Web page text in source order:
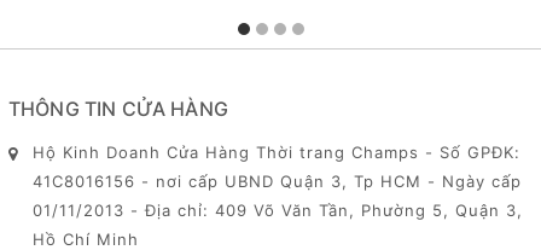
THÔNG TIN CỬA HÀNG
Hộ Kinh Doanh Cửa Hàng Thời trang Champs - Số GPĐK:
41C8016156 - nơi cấp UBND Quận 3, Tp HCM - Ngày cấp
01/11/2013 - Địa chỉ: 409 Võ Văn Tần, Phường 5, Quận 3,
Hồ Chí Minh